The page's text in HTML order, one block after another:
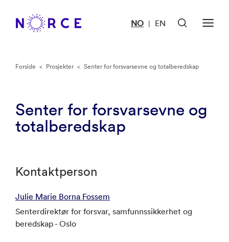
NO | EN
Forside < Prosjekter < Senter for forsvarsevne og totalberedskap
Senter for forsvarsevne og
totalberedskap
Kontaktperson
Julie Marie Borna Fossem
Senterdirektør for forsvar, samfunnssikkerhet og
beredskap - Oslo